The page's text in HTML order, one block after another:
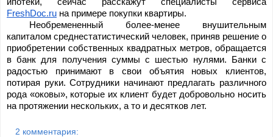
FreshDoc.ru на примере покупки квартиры.
Необремененный более-менее внушительным
капиталом среднестатистический человек, приняв решение о
приобретении собственных квадратных метров, обращается
в банк для получения суммы с шестью нулями. Банки с
радостью принимают в свои объятия новых клиентов,
потирая руки. Сотрудники начинают предлагать различного
рода «оковы», которые их клиент будет добровольно носить
на протяжении нескольких, а то и десятков лет.
2 комментария: